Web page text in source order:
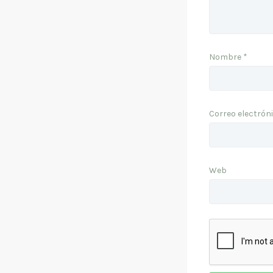
Nombre *
Correo
Web